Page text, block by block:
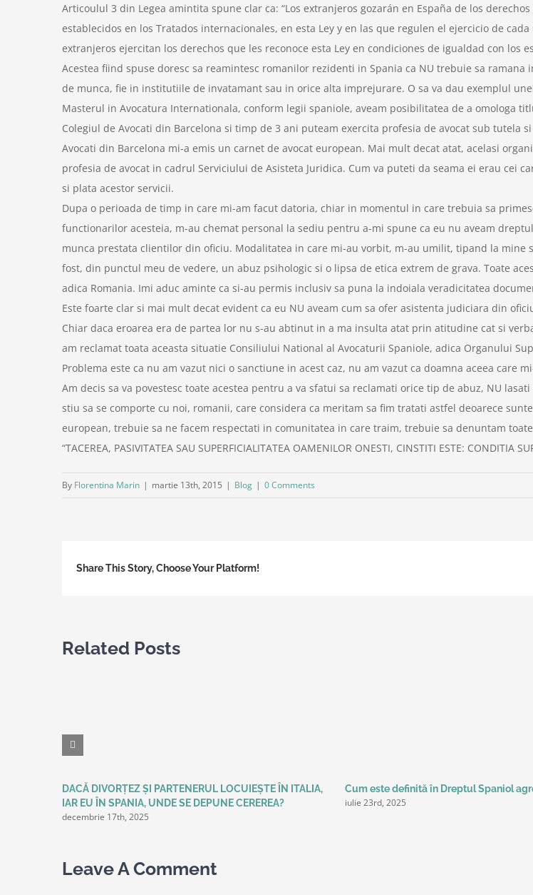
Articoulul 3 din Legea amintita spune clar ca: “Los extranjeros gozarán en España de los
establecidos en los Tratados internacionales, en esta Ley y en las que regulen el ejercicio de
extranjeros ejercitan los derechos que les reconoce esta Ley en condiciones de igualdad con los
Acestea fiind spuse doresc sa reamintesc romanilor rezidenti in Spania ca NU trebuie sa
de munca, fie in institutiile de invatamant sau in orice alta imprejurare. O sa va dau exemplul
Masterul in Avocatura Internationala, conform legii spaniole, aveam posibilitatea de a omologa
Colegiul de Avocati din Barcelona si timp de 3 ani puteam exercita profesia de avocat sub tutela
Avocati din Barcelona mi-a emis un carnet de avocat european. Mai mult decat atat, acelasi
profesia de avocat in cadrul Serviciului de Asisteta Juridica. Cum va puteti da seama ei erau
si plata acestor servicii.
Dupa o perioada de timp in care mi-am facut datoria, chiar in momentul in care trebuia sa
functionarilor acesteia, m-au chemat personal la sediu pentru a-mi spune ca eu nu aveam
munca prestata clientilor din oficiu. Modalitatea in care mi-au vorbit, m-au umilit, tipand la mine
fost, din punctul meu de vedere, un abuz psihologic si o lipsa de etica extrem de grava. Toate
adica Romania. Imi aduc aminte ca si-au permis inclusiv sa puna la indoiala veradicitatea
Este foarte clar si mai mult decat evident ca eu NU aveam cum sa ofer asistenta judiciara din
Chiar daca eroarea era de partea lor nu s-au abtinut in a ma insulta atat prin atitudine cat si
am reclamat toata aceasta situatie Consiliului National al Avocaturii Spaniole, adica Organului
Problema este ca nu am vazut nici o sanctiune in acest caz, nu am vazut ca doamna aceea care
Am decis sa va povestesc toate acestea pentru a va sfatui sa reclamati orice tip de abuz, NU
stiu sa se comporte cu noi, romanii, care considera ca meritam sa fim tratati astfel deoarece
european, trebuie sa ne facem respectati in comunitatea in care traim, trebuie sa denuntam
“TACEREA, PASIVITATEA SAU SUPERFICIALITATEA OAMENILOR ONESTI, CINSTITI ESTE: CONDITIA
By Florentina Marin | martie 13th, 2015 | Blog | 0 Comments
Share This Story, Choose Your Platform!
Related Posts
DACĂ DIVORȚEZ ȘI PARTENERUL LOCUIEȘTE ÎN ITALIA,
IAR EU ÎN SPANIA, UNDE SE DEPUNE CEREREA?
decembrie 17th, 2025
Cum este definită în Dreptul Spaniol
iulie 23rd, 2025
Leave A Comment